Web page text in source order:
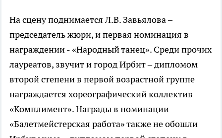
На сцену поднимается Л.В. Завьялова –
председатель жюри, и первая номинация в
награждении - «Народный танец». Среди прочих
лауреатов, звучит и город Ирбит – дипломом
второй степени в первой возрастной группе
награждается хореографический коллектив
«Комплимент». Награды в номинации
«Балетмейстерская работа» также не обошли